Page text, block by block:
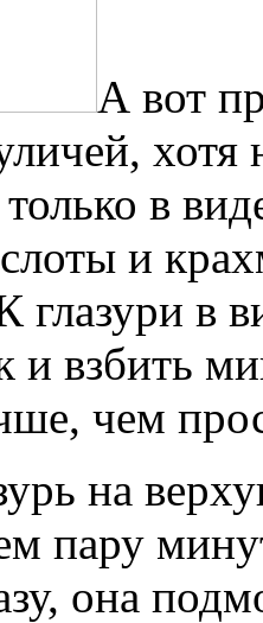
А вот
хотя
в
и
глазури в
и взбить
чем
на
пару
она